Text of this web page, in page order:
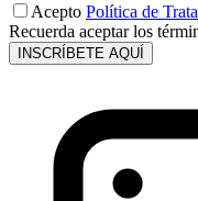
Acepto Política de
Recuerda aceptar los
INSCRÍBETE AQUÍ